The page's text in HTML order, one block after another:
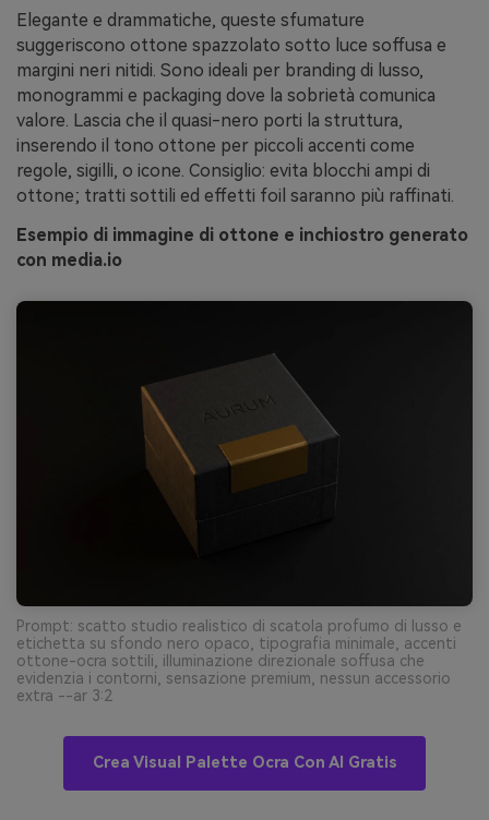
Elegante e drammatiche, queste sfumature
suggeriscono ottone spazzolato sotto luce soffusa e
margini neri nitidi. Sono ideali per branding di lusso,
monogrammi e packaging dove la sobrietà comunica
valore. Lascia che il quasi-nero porti la struttura,
inserendo il tono ottone per piccoli accenti come
regole, sigilli, o icone. Consiglio: evita blocchi ampi di
ottone; tratti sottili ed effetti foil saranno più raffinati.
Esempio di immagine di ottone e inchiostro generato
con media.io
Prompt: scatto studio realistico di scatola profumo di lusso e
etichetta su sfondo nero opaco, tipografia minimale, accenti
ottone-ocra sottili, illuminazione direzionale soffusa che
evidenzia i contorni, sensazione premium, nessun accessorio
extra --ar 3:2
Crea Visual Palette Ocra Con AI Gratis